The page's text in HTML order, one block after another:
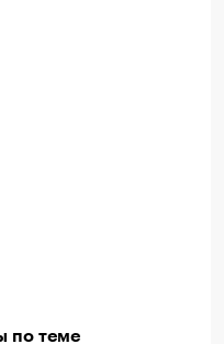
по теме